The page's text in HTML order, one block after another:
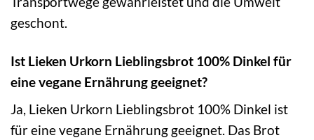
geschont.
Ist Lieken Urkorn Lieblingsbrot 100% Dinkel für
eine vegane Ernährung geeignet?
Ja, Lieken Urkorn Lieblingsbrot 100% Dinkel ist
für eine vegane Ernährung geeignet. Das Brot